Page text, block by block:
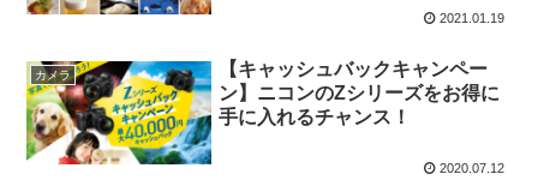
2021.01.19
カメラ
【キャッシュバックキャンペー
ン】ニコンのZシリーズをお得に
手に入れるチャンス！
2020.07.12